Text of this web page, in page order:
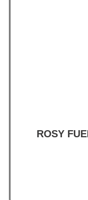
ROSY